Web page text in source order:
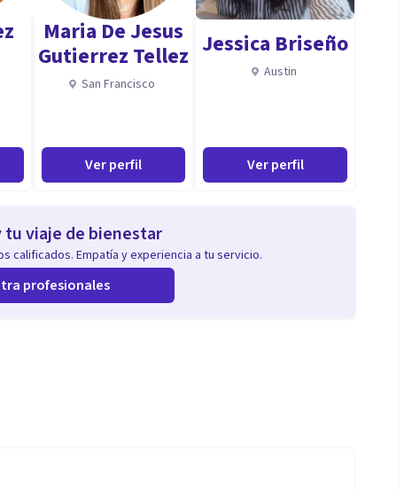
Maria De Jesus
Gutierrez Tellez
San Francisco
Ver perfil
Jessica Briseño
Austin
Ver perfil
tu viaje de bienestar
calificados. Empatía y experiencia a tu servicio.
profesionales